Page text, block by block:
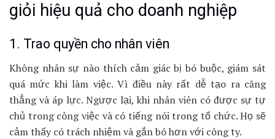
giỏi hiệu quả cho doanh nghiệp
1. Trao quyền cho nhân viên
Không nhân sự nào thích cảm giác bị bó buộc, giám sát
quá mức khi làm việc. Vì điều này rất dễ tạo ra căng
thẳng và áp lực. Ngược lại, khi nhân viên có được sự tự
chủ trong công việc và có tiếng nói trong tổ chức. Họ sẽ
cảm thấy có trách nhiệm và gắn bó hơn với công ty.